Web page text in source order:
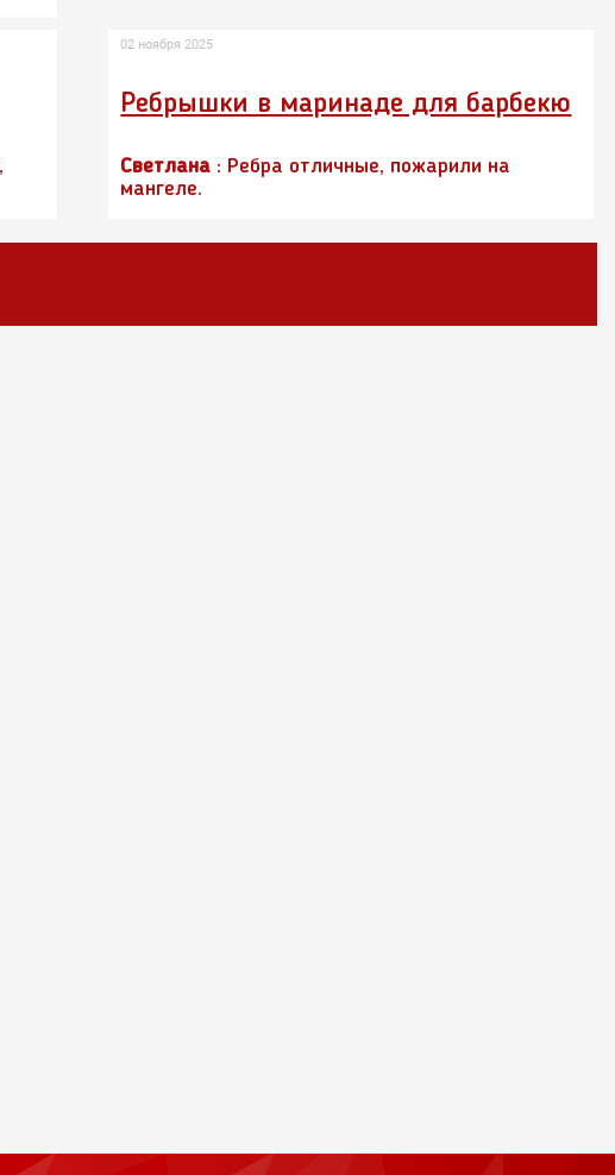
02 ноября 2025
Ребрышки в маринаде для барбекю
Светлана : Ребра отличные, пожарили на
мангеле.